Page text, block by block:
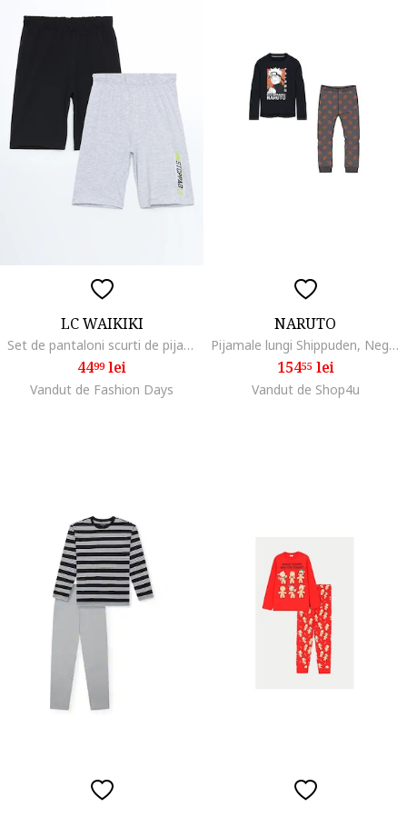
LC WAIKIKI
Set de pantaloni scurti de pijama - 2 Piese, Negru/Gri deschis melange
4499lei
Vandut de Fashion Days
NARUTO
Pijamale lungi Shippuden, Negru
15455lei
Vandut de Shop4u